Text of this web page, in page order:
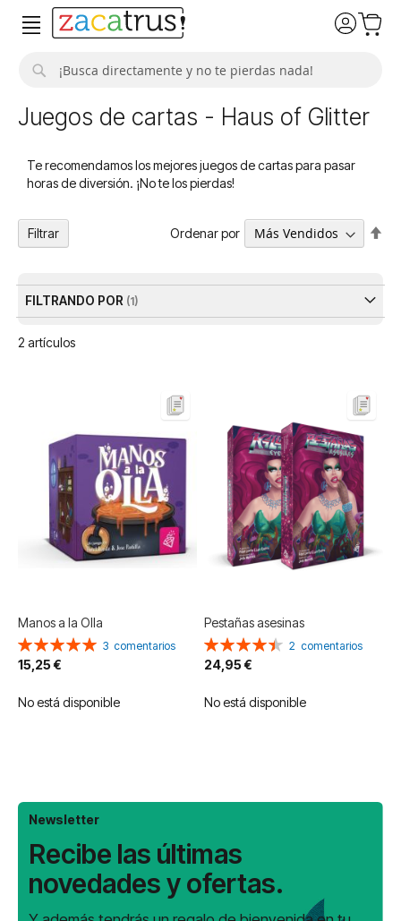
Juegos de cartas - Haus of Glitter
Te recomendamos los mejores juegos de cartas para pasar
horas de diversión. ¡No te los pierdas!
2 artículos
Ordenar por
Manos a la Olla
Valoración:
100%
3 comentarios
15,25 €
No está disponible
Pestañas asesinas
Valoración:
90%
2 comentarios
24,95 €
No está disponible
Filtrar
FILTRANDO POR
Newsletter
Recibe las últimas
novedades y ofertas.